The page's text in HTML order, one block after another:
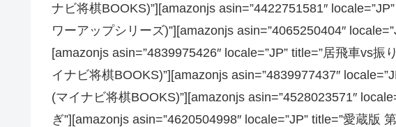
ナビ将棋BOOKS)”][amazonjs asin=”4422751581″
ワーアップシリーズ)”][amazonjs asin=”4065250404″
[amazonjs asin=”4839975426″ locale=”JP” title=”居飛車vs
イナビ将棋BOOKS)”][amazonjs asin=”4839977437″
(マイナビ将棋BOOKS)”][amazonjs asin=”4528023571″
ぎ”][amazonjs asin=”4620504998″ locale=”JP” title=”愛蔵版